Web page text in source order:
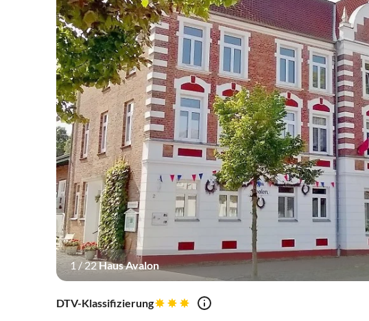
1 / 22Haus Avalon
DTV-Klassifizierung